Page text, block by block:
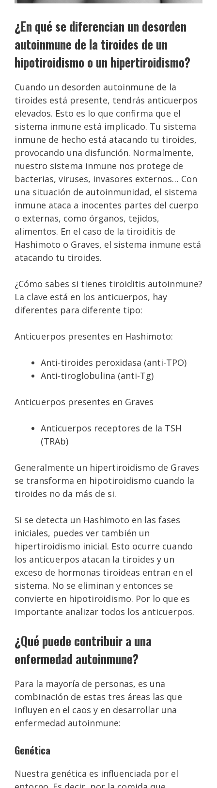
¿En qué se diferencian un desorden
autoinmune de la tiroides de un
hipotiroidismo o un hipertiroidismo?
Cuando un desorden autoinmune de la
tiroides está presente, tendrás anticuerpos
elevados. Esto es lo que confirma que el
sistema inmune está implicado. Tu sistema
inmune de hecho está atacando tu tiroides,
provocando una disfunción. Normalmente,
nuestro sistema inmune nos protege de
bacterias, viruses, invasores externos… Con
una situación de autoinmunidad, el sistema
inmune ataca a inocentes partes del cuerpo
o externas, como órganos, tejidos,
alimentos. En el caso de la tiroiditis de
Hashimoto o Graves, el sistema inmune está
atacando tu tiroides.
¿Cómo sabes si tienes tiroiditis autoinmune?
La clave está en los anticuerpos, hay
diferentes para diferente tipo:
Anticuerpos presentes en Hashimoto:
Anti-tiroides peroxidasa (anti-TPO)
Anti-tiroglobulina (anti-Tg)
Anticuerpos presentes en Graves
Anticuerpos receptores de la TSH
(TRAb)
Generalmente un hipertiroidismo de Graves
se transforma en hipotiroidismo cuando la
tiroides no da más de si.
Si se detecta un Hashimoto en las fases
iniciales, puedes ver también un
hipertiroidismo inicial. Esto ocurre cuando
los anticuerpos atacan la tiroides y un
exceso de hormonas tiroideas entran en el
sistema. No se eliminan y entonces se
convierte en hipotiroidismo. Por lo que es
importante analizar todos los anticuerpos.
¿Qué puede contribuir a una
enfermedad autoinmune?
Para la mayoría de personas, es una
combinación de estas tres áreas las que
influyen en el caos y en desarrollar una
enfermedad autoinmune:
Genética
Nuestra genética es influenciada por el